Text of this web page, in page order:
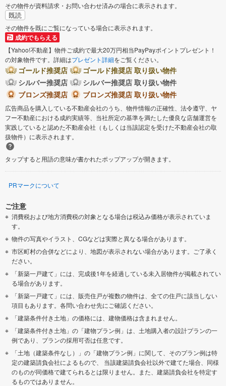
その物件が資料請求・お問い合わせ済みの場合に表示されます。
既読
その物件を既にご覧になっている場合に表示されます。
成約でもらえる
【Yahoo!不動産】物件ご成約で最大20万円相当PayPayポイントプレゼント！
の対象物件です。詳細はプレゼント詳細をご覧ください。
ゴールド推奨店
ゴールド推奨店 取り扱い物件
シルバー推奨店
シルバー推奨店 取り扱い物件
ブロンズ推奨店
ブロンズ推奨店 取り扱い物件
広告商品を購入している不動産会社のうち、物件情報の正確性、法令遵守、ヤ
フー不動産における成約実績等、当社所定の基準を満たした優良な店舗運営を
実践していると認めた不動産会社（もしくは当該認定を受けた不動産会社の取
扱物件）に表示されます。
タップすると用語の意味が書かれたポップアップが開きます。
PRマークについて
ご注意
消費税および地方消費税の対象となる場合は税込み価格が表示されていま
す。
物件の写真やイラスト、CGなどは実際と異なる場合があります。
市区町村の合併などにより、地図が表示されない場合があります。ご了承く
ださい。
「新築一戸建て」には、完成後1年を経過している未入居物件が掲載されてい
る場合があります。
「新築一戸建て」には、販売住戸が複数の物件は、全ての住戸に該当しない
項目もあります。各問い合わせ先にご確認ください。
「建築条件付き土地」の価格には、建物価格は含まれません。
「建築条件付き土地」の「建物プラン例」は、土地購入者の設計プランの一
例であり、プランの採用可否は任意です。
「土地（建築条件なし）」の「建物プラン例」に関して、そのプラン例は特
定の建築請負会社によるもので、 当該建築請負会社以外で建てた場合、同様
のものが同価格で建てられるとは限りません。また、建築請負会社を特定す
るものではありません。